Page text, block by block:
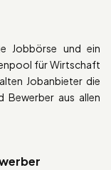
Jobbörse und ein
für Wirtschaft
Jobanbieter die
Bewerber aus allen